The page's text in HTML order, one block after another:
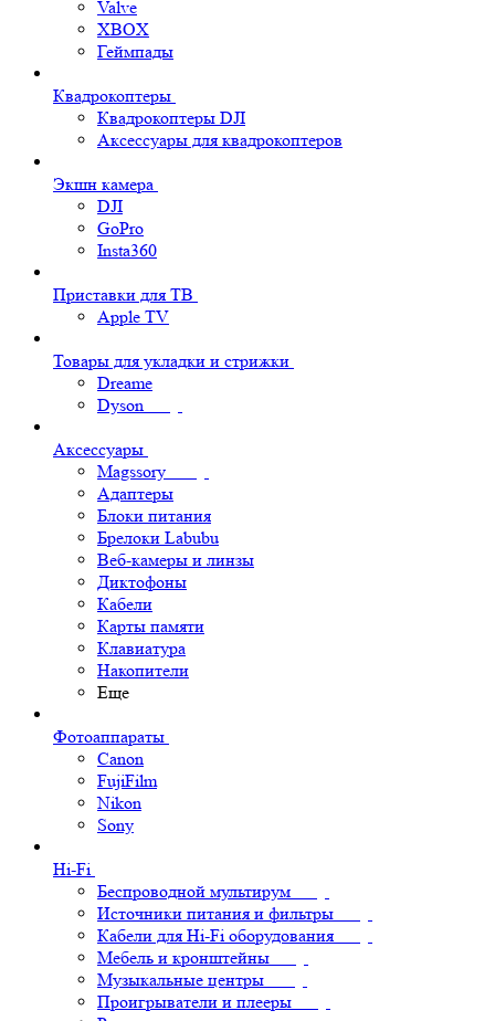
Valve
XBOX
Геймпады
Квадрокоптеры
Квадрокоптеры DJI
Аксессуары для квадрокоптеров
Экшн камера
DJI
GoPro
Insta360
Приставки для ТВ
Apple TV
Товары для укладки и стрижки
Dreame
Dyson
Аксессуары
Magssory
Адаптеры
Блоки питания
Брелоки Labubu
Веб-камеры и линзы
Диктофоны
Кабели
Карты памяти
Клавиатура
Накопители
Еще
Фотоаппараты
Canon
FujiFilm
Nikon
Sony
Hi-Fi
Беспроводной мультирум
Источники питания и фильтры
Кабели для Hi-Fi оборудования
Мебель и кронштейны
Музыкальные центры
Проигрыватели и плееры